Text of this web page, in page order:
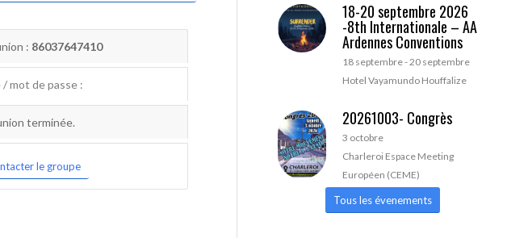
: 86037647410
/ mot de passe :
terminée.
le groupe
18-20 septembre 2026
-8th Internationale – AA
Ardennes Conventions
18 septembre-20 septembre
Hotel Vayamundo Houffalize
20261003- Congrès
3 octobre
Charleroi Espace Meeting
Européen (CEME)
Tous les évenements